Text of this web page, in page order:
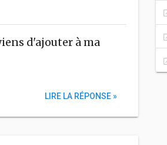
d'ajouter à ma
LIRE LA RÉPONSE »